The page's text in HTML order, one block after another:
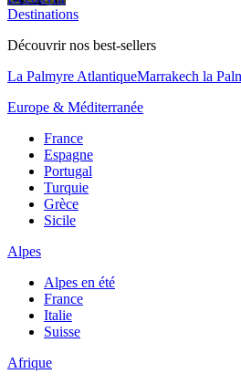
Destinations
Découvrir nos best-sellers
La Palmyre AtlantiqueMarrakech la
Europe & Méditerranée
France
Espagne
Portugal
Turquie
Grèce
Sicile
Alpes
Alpes en été
France
Italie
Suisse
Afrique